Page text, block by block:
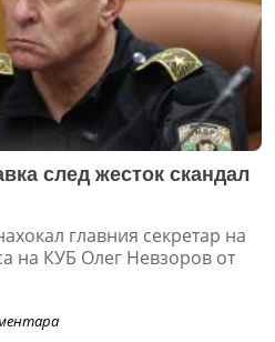
след жесток скандал
главния секретар на
на КУБ Олег Невзоров от